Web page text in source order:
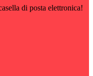
di posta elettronica!